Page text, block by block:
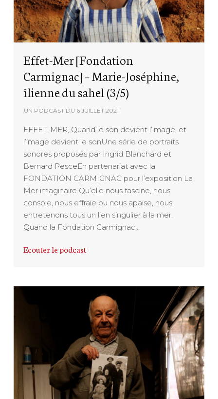
Effet-Mer [Fondation
Carmignac] – Marie-Joséphine,
îlienne du sahel (3/5)
UN PODCAST DU 6 JUILLET 2021
EFFET-MER, Quand le son devient l’image, et
l’image devient le sonUne série de portraits
sonores proposés par Ingrid Blanchard et
Bernard PesceEn partenariat avec la
FONDATION CARMIGNAC pour l’exposition La
Mer imaginaire Qu’elle nous fascine, nous
console, nous effraie ou nous apaise, nous
entretenons tous un lien singulier à la mer.
Quand la Fondation Carmignac…
Ecouter le podcast